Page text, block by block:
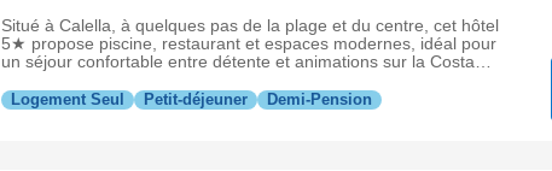
Situé à Calella, à quelques pas de la plage et du centre, cet hôtel
5★ propose piscine, restaurant et espaces modernes, idéal pour
un séjour confortable entre détente et animations sur la Costa
Logement Seul Petit-déjeuner Demi-Pension